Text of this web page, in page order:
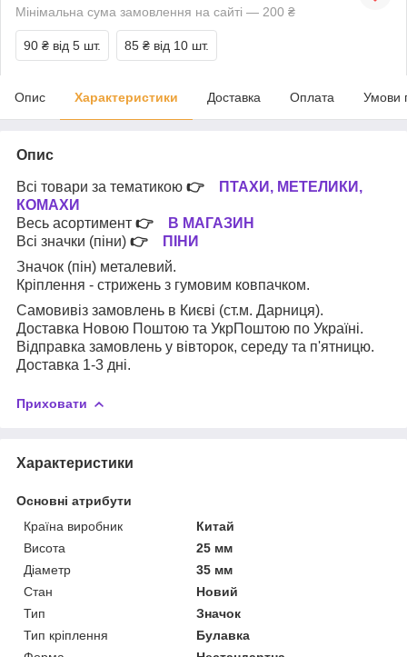
Мінімальна сума замовлення на сайті — 200 ₴
90 ₴ від 5 шт. 85 ₴ від 10 шт.
Опис Характеристики Доставка Оплата Умови
Опис
Всі товари за тематикою 👉
ПТАХИ, МЕТЕЛИКИ,
КОМАХИ
Весь асортимент 👉
В МАГАЗИН
Всі значки (піни) 👉
ПІНИ
Значок (пін) металевий.
Кріплення - стрижень з гумовим ковпачком.
Самовивіз замовлень в Києві (ст.м. Дарниця).
Доставка Новою Поштою та УкрПоштою по Україні.
Відправка замовлень у вівторок, середу та п'ятницю.
Доставка 1-3 дні.
Приховати
Характеристики
Основні атрибути
Країна виробник
Китай
Висота
25 мм
Діаметр
35 мм
Стан
Новий
Тип
Значок
Тип кріплення
Булавка